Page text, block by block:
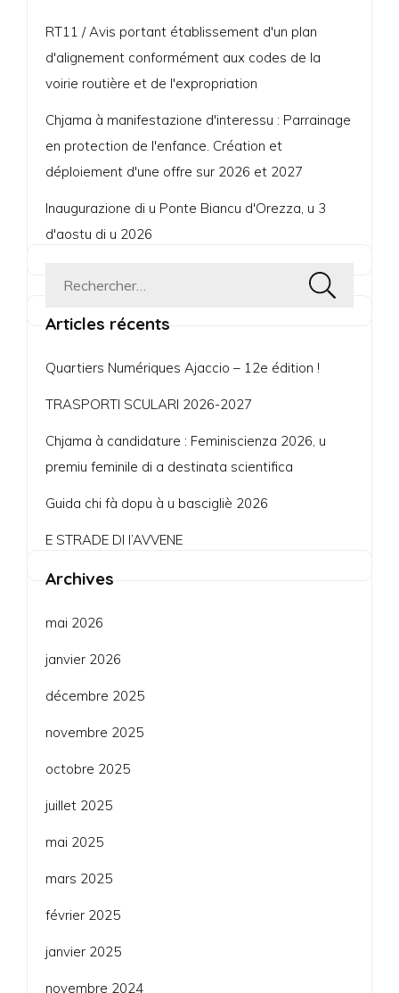
RT11 / Avis portant établissement d'un plan
d'alignement conformément aux codes de la
voirie routière et de l'expropriation
Chjama à manifestazione d'interessu : Parrainage
en protection de l'enfance. Création et
déploiement d'une offre sur 2026 et 2027
Inaugurazione di u Ponte Biancu d'Orezza, u 3
d'aostu di u 2026
Rechercher :
Articles récents
Quartiers Numériques Ajaccio – 12e édition !
TRASPORTI SCULARI 2026-2027
Chjama à candidature : Feminiscienza 2026, u
premiu feminile di a destinata scientifica
Guida chi fà dopu à u bascigliè 2026
E STRADE DI l’AVVENE
Archives
mai 2026
janvier 2026
décembre 2025
novembre 2025
octobre 2025
juillet 2025
mai 2025
mars 2025
février 2025
janvier 2025
novembre 2024